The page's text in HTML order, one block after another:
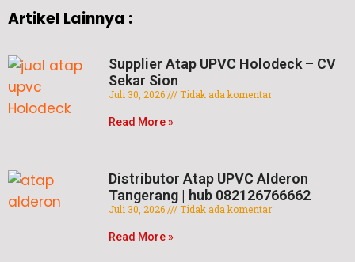
Artikel Lainnya :
Supplier Atap UPVC Holodeck – CV
Sekar Sion
Juli 30, 2026 Tidak ada komentar
Read More »
Distributor Atap UPVC Alderon
Tangerang | hub 082126766662
Juli 30, 2026 Tidak ada komentar
Read More »